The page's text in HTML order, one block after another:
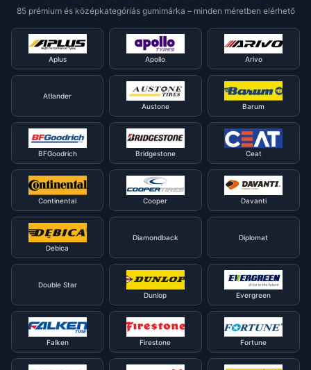
85 prémium és középkategóriás gumimárka – minden méretben elérhető
Aplus Apollo Arivo
Atlander
Austone
Barum
BFGoodrich Bridgestone Ceat
Continental Cooper Davanti
Debica
Diamondback Diplomat
Double Star
Dunlop
Evergreen
Falken Firestone Fortune